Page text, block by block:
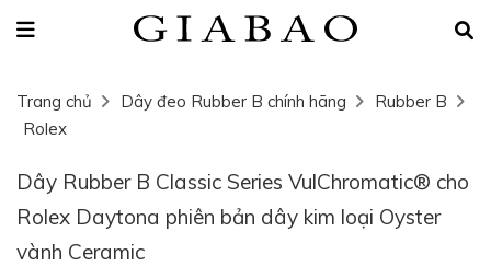
Trang chủ Dây đeo Rubber B chính hãng
Rubber B
Rolex
Dây Rubber B Classic Series VulChromatic® cho
Rolex Daytona phiên bản dây kim loại Oyster
vành Ceramic